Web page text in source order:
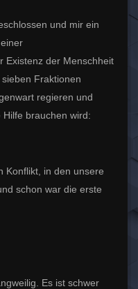
und mir ein
Existenz der Menschheit
Fraktionen
regieren und
brauchen wird:
Konflikt, in den unsere
schon war die erste
Es ist schwer